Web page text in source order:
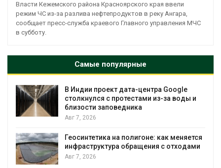
Власти Кежемского района Красноярского края ввели
режим ЧС из-за разлива нефтепродуктов в реку Ангара,
сообщает пресс-служба краевого Главного управления МЧС
в субботу.
Самые популярные
В Индии проект дата-центра Google
столкнулся с протестами из-за воды и
близости заповедника
Авг 7, 2026
Геосинтетика на полигоне: как меняется
инфраструктура обращения с отходами
Авг 7, 2026